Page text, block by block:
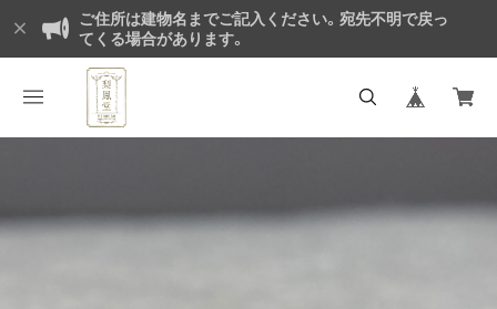
ご住所は建物名までご記入ください。宛先不明で戻っ
てくる場合があります。